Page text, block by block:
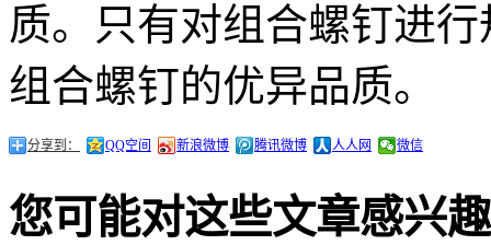
质。只有对组合螺钉进
组合螺钉的优异品质。
分享到： QQ空间 新浪微博 腾讯微博 人人网 微信
您可能对这些文章感兴趣